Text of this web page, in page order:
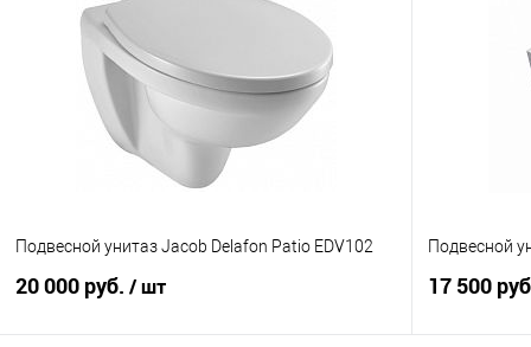
Купить в 1 клик
В избранное
В наличии
36
Высота см:
Купить в
В
34
Высота см:
Подвесной унитаз Jacob Delafon Patio EDV102
20 000 руб. / шт
Подвесной
17 500